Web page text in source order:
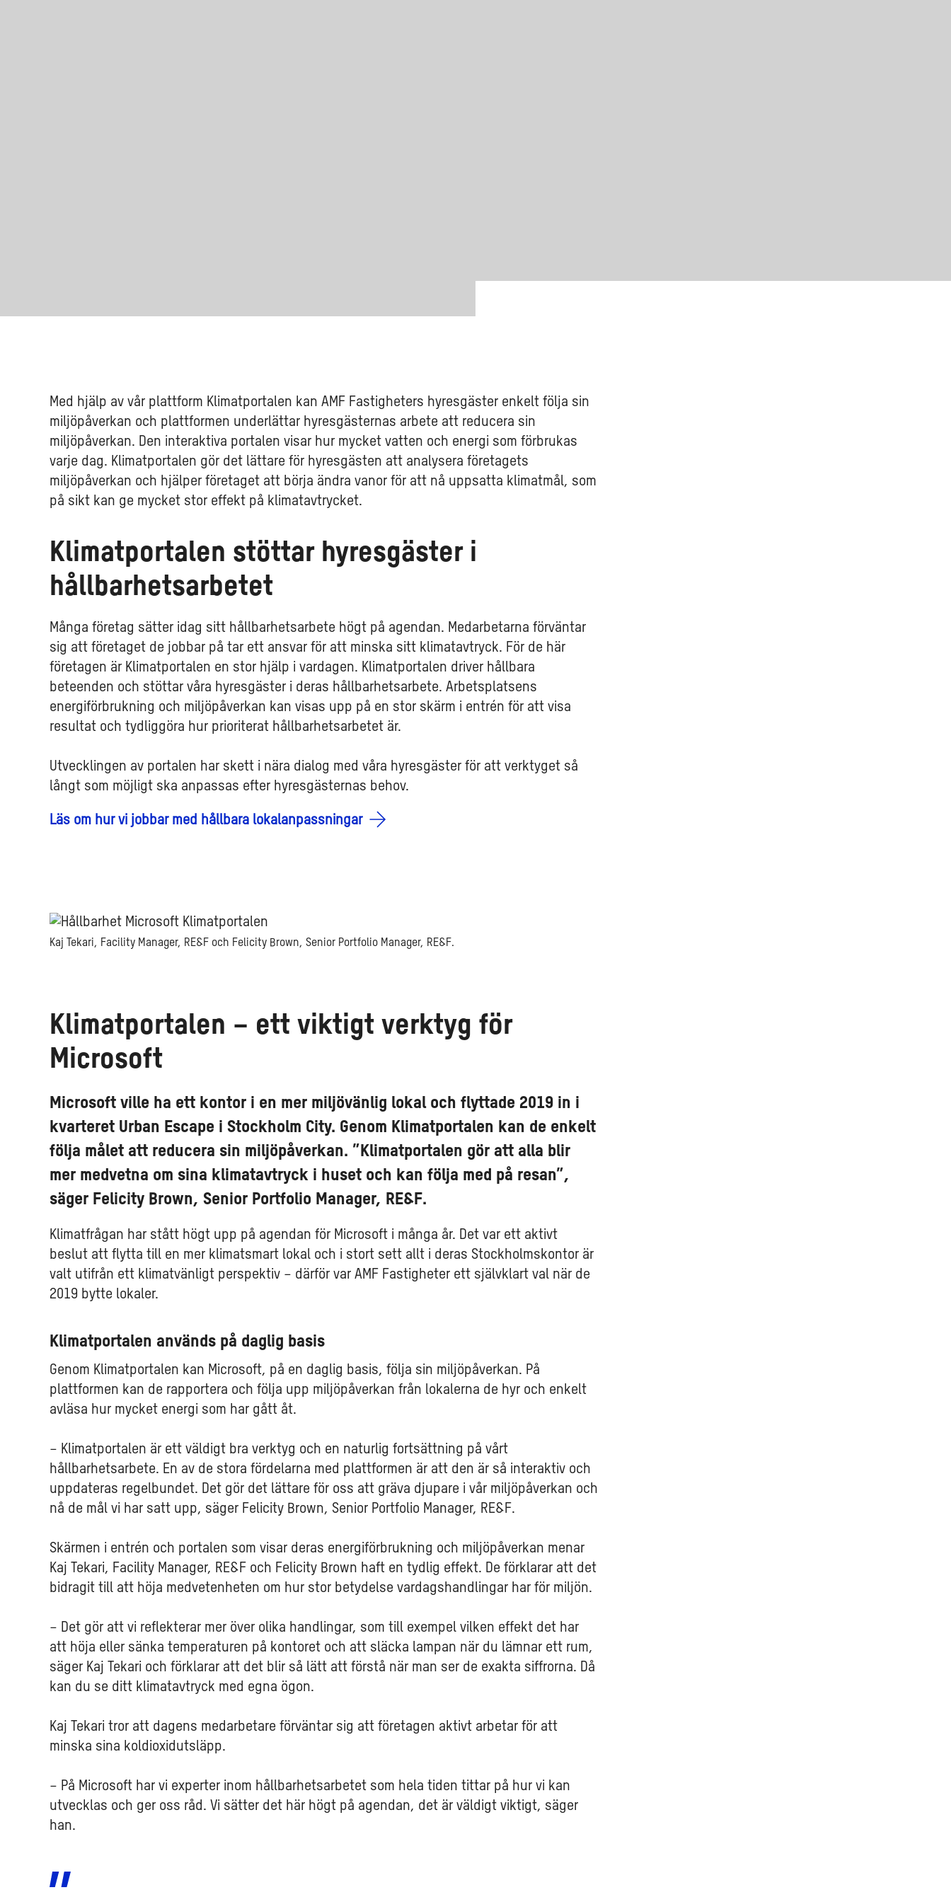
Med hjälp av vår plattform Klimatportalen kan AMF Fastigheters hyresgäster enkelt följa sin
miljöpåverkan och plattformen underlättar hyresgästernas arbete att reducera sin
miljöpåverkan. Den interaktiva portalen visar hur mycket vatten och energi som förbrukas
varje dag. Klimatportalen gör det lättare för hyresgästen att analysera företagets
miljöpåverkan och hjälper företaget att börja ändra vanor för att nå uppsatta klimatmål, som
på sikt kan ge mycket stor effekt på klimatavtrycket.
Klimatportalen stöttar hyresgäster i
hållbarhetsarbetet
Många företag sätter idag sitt hållbarhetsarbete högt på agendan. Medarbetarna förväntar
sig att företaget de jobbar på tar ett ansvar för att minska sitt klimatavtryck. För de här
företagen är Klimatportalen en stor hjälp i vardagen. Klimatportalen driver hållbara
beteenden och stöttar våra hyresgäster i deras hållbarhetsarbete. Arbetsplatsens
energiförbrukning och miljöpåverkan kan visas upp på en stor skärm i entrén för att visa
resultat och tydliggöra hur prioriterat hållbarhetsarbetet är.
Utvecklingen av portalen har skett i nära dialog med våra hyresgäster för att verktyget så
långt som möjligt ska anpassas efter hyresgästernas behov.
Läs om hur vi jobbar med hållbara lokalanpassningar
Kaj Tekari, Facility Manager, RE&F och Felicity Brown, Senior Portfolio Manager, RE&F.
Klimatportalen – ett viktigt verktyg för
Microsoft
Microsoft ville ha ett kontor i en mer miljövänlig lokal och flyttade 2019 in i
kvarteret Urban Escape i Stockholm City. Genom Klimatportalen kan de enkelt
följa målet att reducera sin miljöpåverkan. ”Klimatportalen gör att alla blir
mer medvetna om sina klimatavtryck i huset och kan följa med på resan”,
säger Felicity Brown, Senior Portfolio Manager, RE&F.
Klimatfrågan har stått högt upp på agendan för Microsoft i många år. Det var ett aktivt
beslut att flytta till en mer klimatsmart lokal och i stort sett allt i deras Stockholmskontor är
valt utifrån ett klimatvänligt perspektiv – därför var AMF Fastigheter ett självklart val när de
2019 bytte lokaler.
Klimatportalen används på daglig basis
Genom Klimatportalen kan Microsoft, på en daglig basis, följa sin miljöpåverkan. På
plattformen kan de rapportera och följa upp miljöpåverkan från lokalerna de hyr och enkelt
avläsa hur mycket energi som har gått åt.
– Klimatportalen är ett väldigt bra verktyg och en naturlig fortsättning på vårt
hållbarhetsarbete. En av de stora fördelarna med plattformen är att den är så interaktiv och
uppdateras regelbundet. Det gör det lättare för oss att gräva djupare i vår miljöpåverkan och
nå de mål vi har satt upp, säger Felicity Brown, Senior Portfolio Manager, RE&F.
Skärmen i entrén och portalen som visar deras energiförbrukning och miljöpåverkan menar
Kaj Tekari, Facility Manager, RE&F och Felicity Brown haft en tydlig effekt. De förklarar att det
bidragit till att höja medvetenheten om hur stor betydelse vardagshandlingar har för miljön.
– Det gör att vi reflekterar mer över olika handlingar, som till exempel vilken effekt det har
att höja eller sänka temperaturen på kontoret och att släcka lampan när du lämnar ett rum,
säger Kaj Tekari och förklarar att det blir så lätt att förstå när man ser de exakta siffrorna. Då
kan du se ditt klimatavtryck med egna ögon.
Kaj Tekari tror att dagens medarbetare förväntar sig att företagen aktivt arbetar för att
minska sina koldioxidutsläpp.
– På Microsoft har vi experter inom hållbarhetsarbetet som hela tiden tittar på hur vi kan
utvecklas och ger oss råd. Vi sätter det här högt på agendan, det är väldigt viktigt, säger
han.